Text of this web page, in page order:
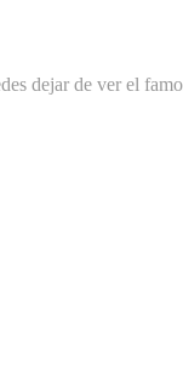
dejar de ver el